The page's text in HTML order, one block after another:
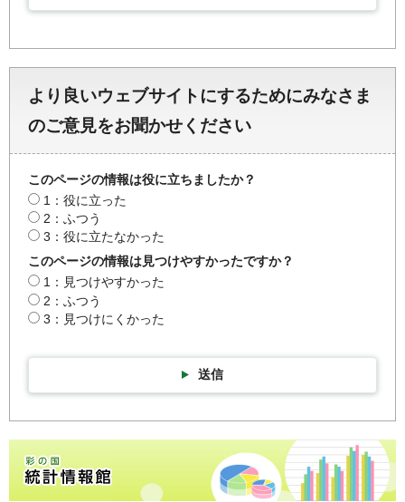
より良いウェブサイトにするためにみなさま
のご意見をお聞かせください
このページの情報は役に立ちましたか？
1：役に立った
2：ふつう
3：役に立たなかった
このページの情報は見つけやすかったですか？
1：見つけやすかった
2：ふつう
3：見つけにくかった
送信
彩の国統計情報館トップページ